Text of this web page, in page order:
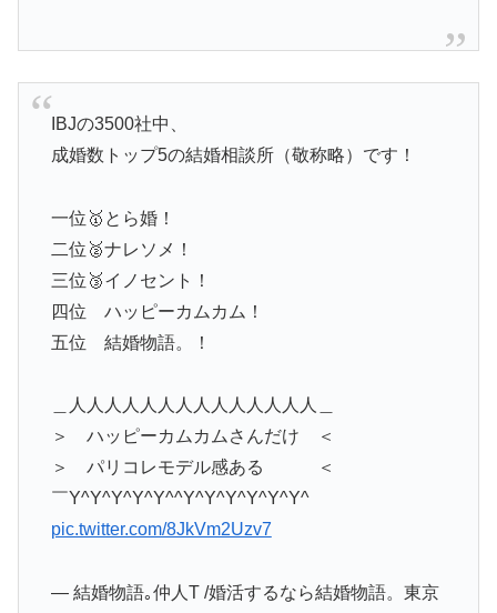
IBJの3500社中、
成婚数トップ5の結婚相談所（敬称略）です！
一位🥇とら婚！
二位🥈ナレソメ！
三位🥉イノセント！
四位 ハッピーカムカム！
五位 結婚物語。！
＿人人人人人人人人人人人人人人＿
＞ ハッピーカムカムさんだけ ＜
＞ パリコレモデル感ある ＜
￣Y^Y^Y^Y^Y^^Y^Y^Y^Y^Y^Y^
pic.twitter.com/8JkVm2Uzv7
— 結婚物語｡仲人T /婚活するなら結婚物語。東京